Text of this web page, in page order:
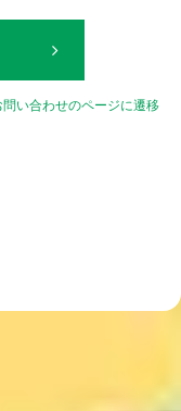
い合わせのページに遷移